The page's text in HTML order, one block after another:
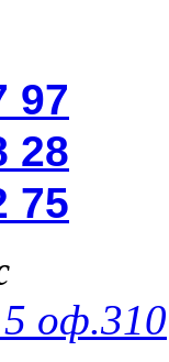
97
28
75
оф.310